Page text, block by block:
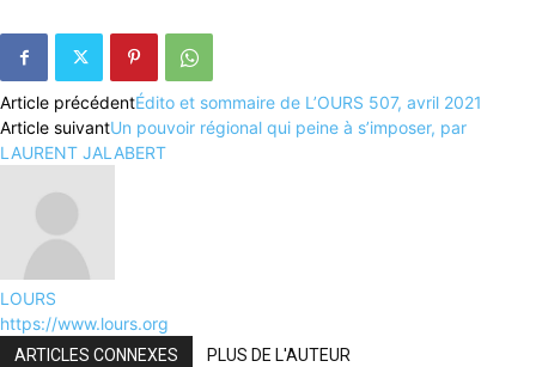
Article précédentÉdito et sommaire de L’OURS 507, avril 2021
Article suivantUn pouvoir régional qui peine à s’imposer, par
LAURENT JALABERT
LOURS
https://www.lours.org
ARTICLES CONNEXES PLUS DE L'AUTEUR